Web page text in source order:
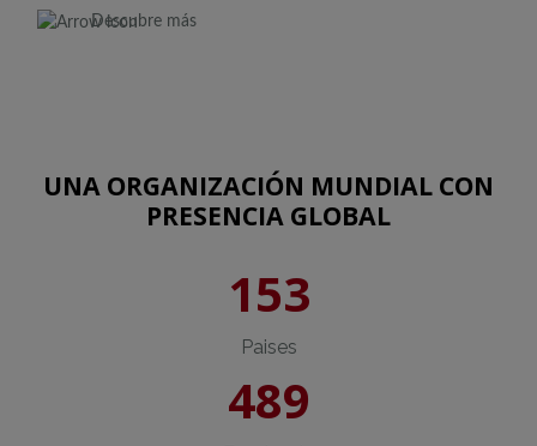
Descubre más
UNA ORGANIZACIÓN MUNDIAL CON
PRESENCIA GLOBAL
153
Paises
489